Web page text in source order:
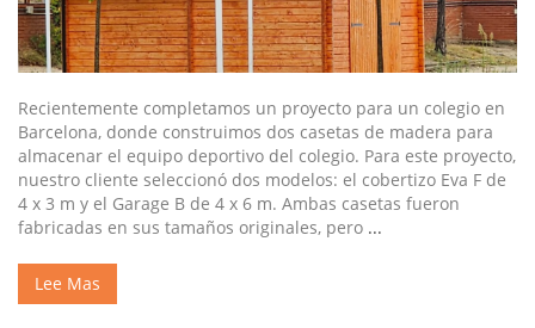
Recientemente completamos un proyecto para un colegio en
Barcelona, donde construimos dos casetas de madera para
almacenar el equipo deportivo del colegio. Para este proyecto,
nuestro cliente seleccionó dos modelos: el cobertizo Eva F de
4 x 3 m y el Garage B de 4 x 6 m. Ambas casetas fueron
fabricadas en sus tamaños originales, pero ...
Lee Mas